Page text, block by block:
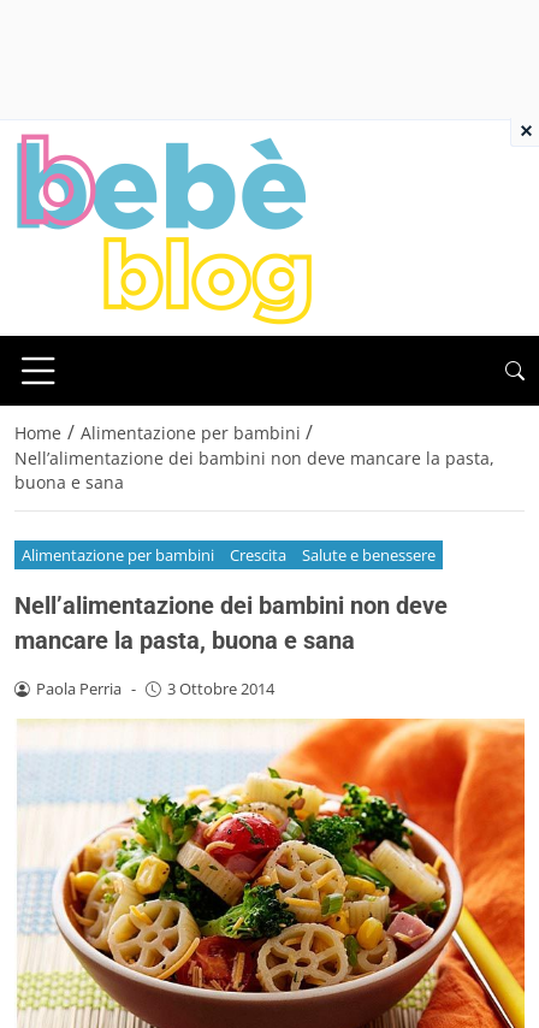
Home / Alimentazione per bambini /
Nell’alimentazione dei bambini non deve mancare la pasta,
buona e sana
Alimentazione per bambini Crescita Salute e benessere
Nell’alimentazione dei bambini non deve
mancare la pasta, buona e sana
Paola Perria - 3 Ottobre 2014
×